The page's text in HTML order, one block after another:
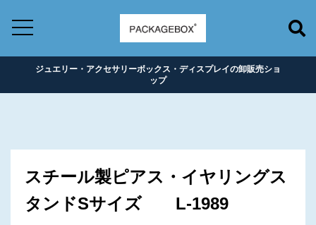
ジュエリー・アクセサリーボックス・ディスプレイの卸販売ショ
ップ
スチール製ピアス・イヤリングス
タンドSサイズ L-1989